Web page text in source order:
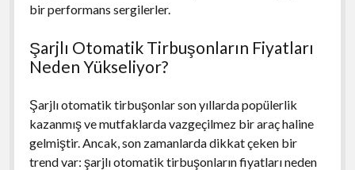
bir performans sergilerler.
Şarjlı Otomatik Tirbuşonların Fiyatları
Neden Yükseliyor?
Şarjlı otomatik tirbuşonlar son yıllarda popülerlik
kazanmış ve mutfaklarda vazgeçilmez bir araç haline
gelmiştir. Ancak, son zamanlarda dikkat çeken bir
trend var: şarjlı otomatik tirbuşonların fiyatları neden